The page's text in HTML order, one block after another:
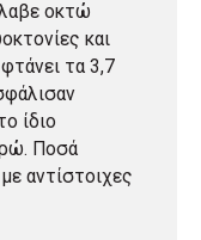
οκτώ
και
τα 3,7
ίδιο
Ποσά
αντίστοιχες